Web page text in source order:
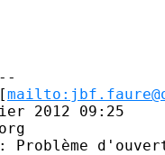
2012 09:25